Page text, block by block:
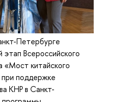
Петербурге
этап Всероссийского
«Мост китайского
при поддержке
КНР в Санкт-